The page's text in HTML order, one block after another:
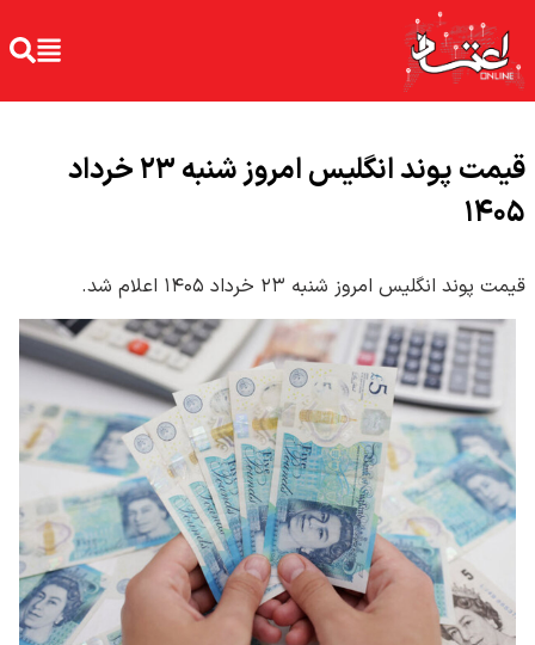
قیمت پوند انگلیس امروز شنبه ۲۳ خرداد
۱۴۰۵
قیمت پوند انگلیس امروز شنبه ۲۳ خرداد ۱۴۰۵ اعلام شد.